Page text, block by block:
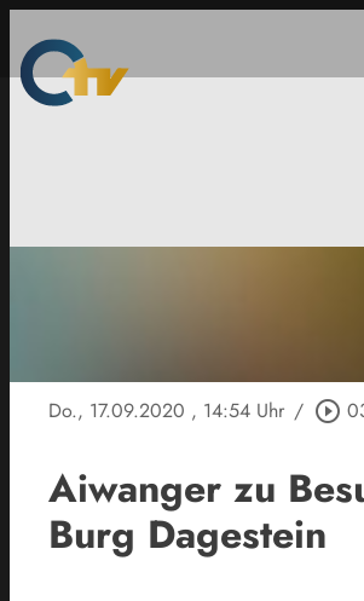
Do., 17.09.2020 , 14:54 Uhr / play_circle_outline
Aiwanger zu
Burg Dagestein